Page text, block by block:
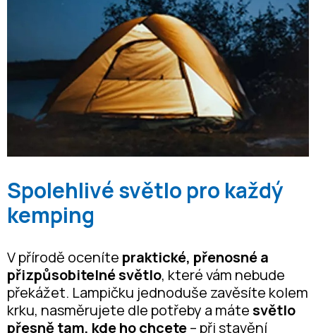
Spolehlivé světlo pro každý
kemping
V přírodě oceníte praktické, přenosné a
přizpůsobitelné světlo, které vám nebude
překážet. Lampičku jednoduše zavěsíte kolem
krku, nasměrujete dle potřeby a mátesvětlo
přesně tam, kde ho chcete– při stavění